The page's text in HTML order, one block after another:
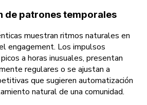
de patrones temporales
muestran ritmos naturales en
engagement. Los impulsos
a horas inusuales, presentan
regulares o se ajustan a
que sugieren automatización
natural de una comunidad.